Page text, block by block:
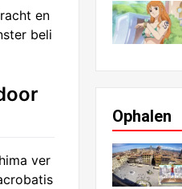
en
beli
ver
Ophalen